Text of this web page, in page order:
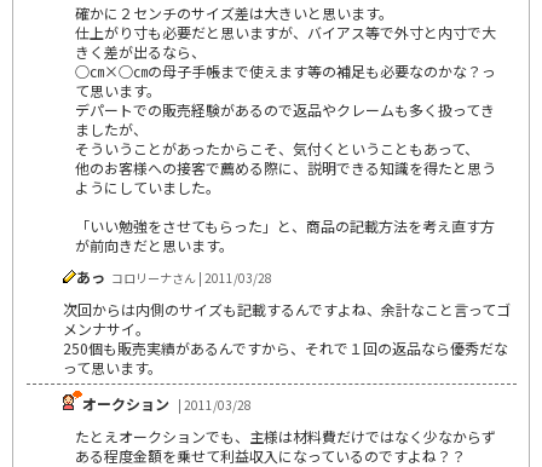
確かに２センチのサイズ差は大きいと思います。
仕上がり寸も必要だと思いますが、バイアス等で外寸と内寸で大
きく差が出るなら、
○㎝×○㎝の母子手帳まで使えます等の補足も必要なのかな？っ
て思います。
デパートでの販売経験があるので返品やクレームも多く扱ってき
ましたが、
そういうことがあったからこそ、気付くということもあって、
他のお客様への接客で薦める際に、説明できる知識を得たと思う
ようにしていました。
「いい勉強をさせてもらった」と、商品の記載方法を考え直す方
が前向きだと思います。
あっ コロリーナさん | 2011/03/28
次回からは内側のサイズも記載するんですよね、余計なこと言ってゴ
メンナサイ。
250個も販売実績があるんですから、それで１回の返品なら優秀だな
って思います。
オークション | 2011/03/28
たとえオークションでも、主様は材料費だけではなく少なからず
ある程度金額を乗せて利益収入になっているのですよね？？